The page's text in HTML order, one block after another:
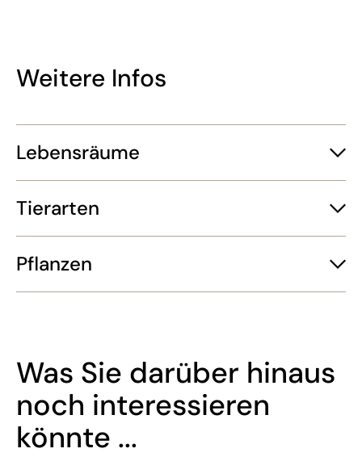
Weitere Infos
Lebensräume
Tierarten
Pflanzen
Was Sie darüber hinaus
noch interessieren
könnte ...